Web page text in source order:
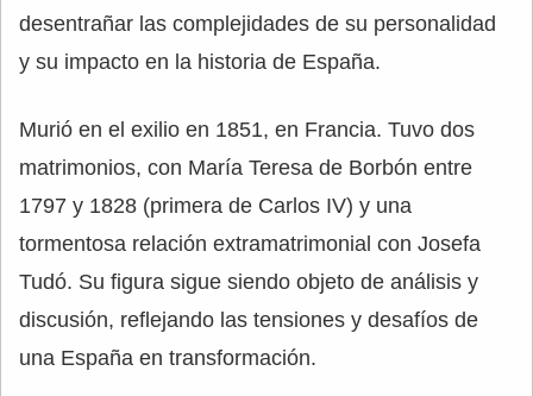
desentrañar las complejidades de su personalidad
y su impacto en la historia de España.
Murió en el exilio en 1851, en Francia. Tuvo dos
matrimonios, con María Teresa de Borbón entre
1797 y 1828 (primera de Carlos IV) y una
tormentosa relación extramatrimonial con Josefa
Tudó. Su figura sigue siendo objeto de análisis y
discusión, reflejando las tensiones y desafíos de
una España en transformación.